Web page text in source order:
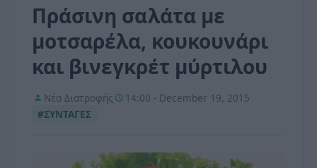
Πράσινη σαλάτα με
μοτσαρέλα, κουκουνάρι
και βινεγκρέτ μύρτιλου
Νέα Διατροφής
14:00 - December 19, 2015
#ΣΥΝΤΑΓΕΣ